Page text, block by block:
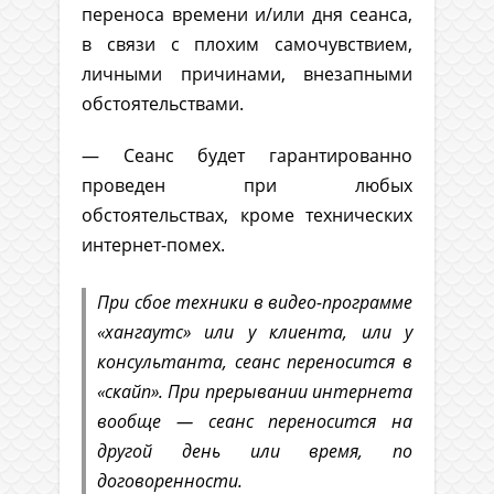
переноса времени и/или дня сеанса,
в связи с плохим самочувствием,
личными причинами, внезапными
обстоятельствами.
— Сеанс будет гарантированно
проведен при любых
обстоятельствах, кроме технических
интернет-помех.
При сбое техники в видео-программе
«хангаутс» или у клиента, или у
консультанта, сеанс переносится в
«скайп». При прерывании интернета
вообще — сеанс переносится на
другой день или время, по
договоренности.